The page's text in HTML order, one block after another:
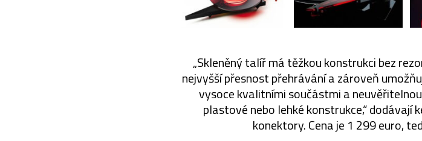
„Skleněný talíř má těžkou konstrukci bez
nejvyšší přesnost přehrávání a zároveň
vysoce kvalitními součástmi a
plastové nebo lehké konstrukce,“ dodávají
konektory. Cena je 1 299 euro,